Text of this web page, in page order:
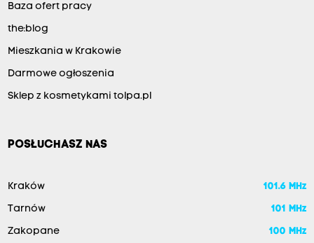
Baza ofert pracy
the:blog
Mieszkania w Krakowie
Darmowe ogłoszenia
Sklep z kosmetykami tolpa.pl
POSŁUCHASZ NAS
Kraków 101.6 MHz
Tarnów 101 MHz
Zakopane 100 MHz